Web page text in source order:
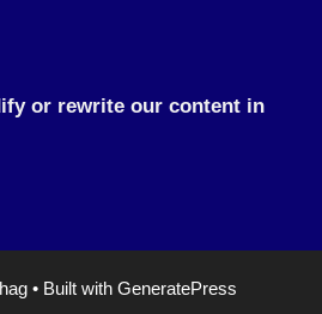
or rewrite our content in
• Built with GeneratePress